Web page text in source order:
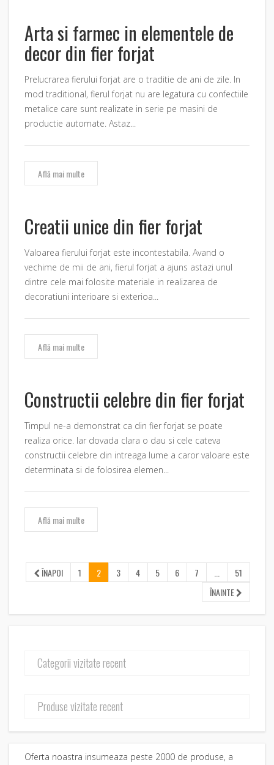
Arta si farmec in elementele de
decor din fier forjat
Prelucrarea fierului forjat are o traditie de ani de zile. In
mod traditional, fierul forjat nu are legatura cu confectiile
metalice care sunt realizate in serie pe masini de
productie automate. Astaz...
Află mai multe
Creatii unice din fier forjat
Valoarea fierului forjat este incontestabila. Avand o
vechime de mii de ani, fierul forjat a ajuns astazi unul
dintre cele mai folosite materiale in realizarea de
decoratiuni interioare si exterioa...
Află mai multe
Constructii celebre din fier forjat
Timpul ne-a demonstrat ca din fier forjat se poate
realiza orice. Iar dovada clara o dau si cele cateva
constructii celebre din intreaga lume a caror valoare este
determinata si de folosirea elemen...
Află mai multe
ÎNAPOI 1 2 3 4 5 6 7
51
ÎNAINTE
Categorii vizitate recent
Produse vizitate recent
Oferta noastra insumeaza peste 2000 de produse, a